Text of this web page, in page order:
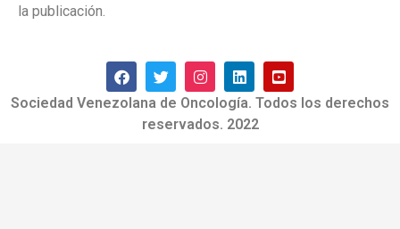
la publicación.
Sociedad Venezolana de Oncología. Todos los derechos
reservados. 2022